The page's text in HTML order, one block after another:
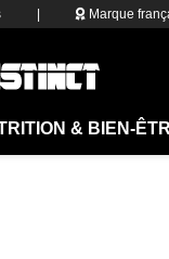
Marque
& BIEN-